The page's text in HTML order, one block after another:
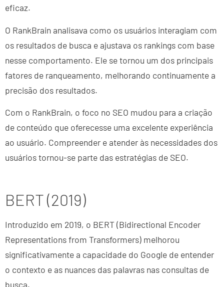
eficaz.
O RankBrain analisava como os usuários interagiam com
os resultados de busca e ajustava os rankings com base
nesse comportamento. Ele se tornou um dos principais
fatores de ranqueamento, melhorando continuamente a
precisão dos resultados.
Com o RankBrain, o foco no SEO mudou para a criação
de conteúdo que oferecesse uma excelente experiência
ao usuário. Compreender e atender às necessidades dos
usuários tornou-se parte das estratégias de SEO.
BERT (2019)
Introduzido em 2019, o BERT (Bidirectional Encoder
Representations from Transformers) melhorou
significativamente a capacidade do Google de entender
o contexto e as nuances das palavras nas consultas de
busca.